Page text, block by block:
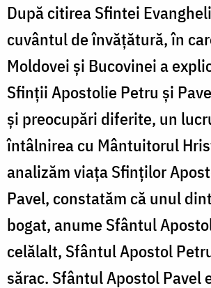
După citirea Sfintei
cuvântul de învăţătură, în
Moldovei și Bucovinei a
Sfinții Apostolie Petru și
și preocupări diferite, un
întâlnirea cu Mântuitorul
analizăm viața Sfinților
Pavel, constatăm că unul
bogat, anume Sfântul
celălalt, Sfântul Apostol
sărac. Sfântul Apostol Pavel